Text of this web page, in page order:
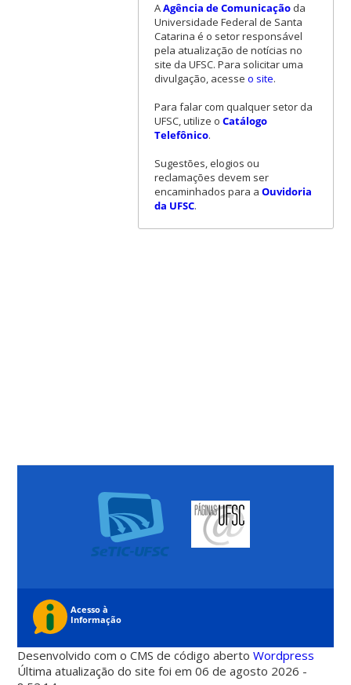
AAgência de Comunicaçãoda
Universidade Federal de Santa
Catarina é o setor responsável
pela atualização de notícias no
site da UFSC. Para solicitar uma
divulgação, acesse o site.
Para falar com qualquer setor da
UFSC, utilize o Catálogo
Telefônico.
Sugestões, elogios ou
reclamações devem ser
encaminhados para a Ouvidoria
da UFSC.
Desenvolvido com o CMS de código abertoWordpress
Última atualização do site foi em 06 de agosto 2026 -